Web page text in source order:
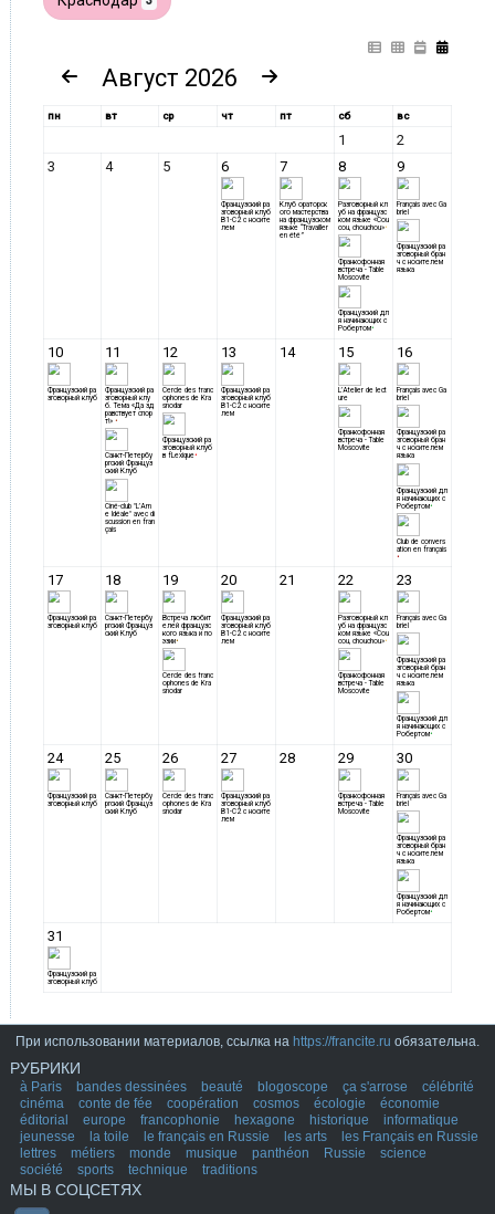
При использовании материалов, ссылка на https://francite.ru обязательна.
РУБРИКИ
à Paris bandes dessinées beauté blogoscope ça s'arrose
célébrité
cinéma
conte de fée coopération cosmos écologie
économie
éditorial
europe francophonie hexagone historique
informatique
jeunesse
la toile le français en Russie les arts
les Français en Russie
lettres
métiers monde musique panthéon Russie
science
société
sports technique traditions
МЫ В СОЦСЕТЯХ